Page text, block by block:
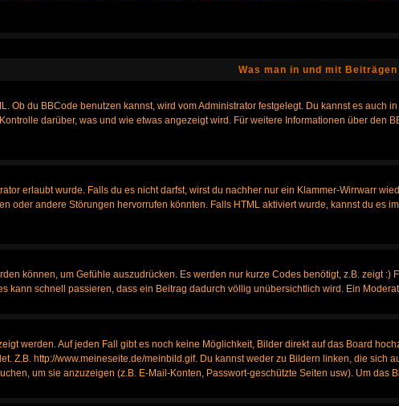
Was man in und mit
Ob du BBCode benutzen kannst, wird vom Administrator festgelegt. Du kannst es
darüber, was und wie etwas angezeigt wird. Für weitere Informationen über
erlaubt wurde. Falls du es nicht darfst, wirst du nachher nur ein Klammer-Wirrwarr
oder andere Störungen hervorrufen könnten. Falls HTML aktiviert wurde, kannst du
können, um Gefühle auszudrücken. Es werden nur kurze Codes benötigt, z.B. zeigt
kann schnell passieren, dass ein Beitrag dadurch völlig unübersichtlich wird. Ein
werden. Auf jeden Fall gibt es noch keine Möglichkeit, Bilder direkt auf das Board
Z.B. http://www.meineseite.de/meinbild.gif. Du kannst weder zu Bildern linken, die
um sie anzuzeigen (z.B. E-Mail-Konten, Passwort-geschützte Seiten usw). Um